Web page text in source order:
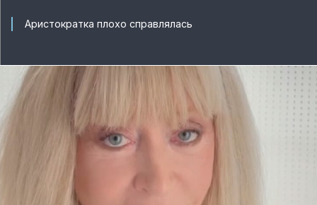
Аристократка плохо справлялась